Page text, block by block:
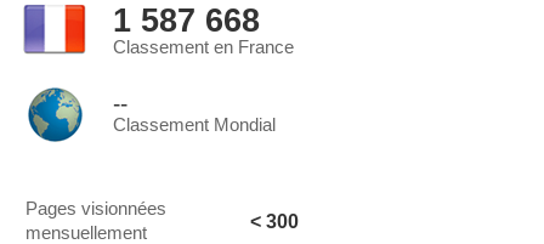
1 587 668
Classement en France
--
Classement Mondial
Pages visionnées
mensuellement
< 300